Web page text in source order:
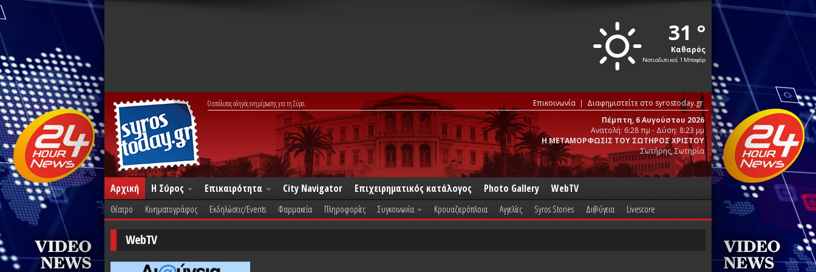
31 °
Καθαρός
Νοτιοδυτικοί 1 Μποφόρ
Ο απόλυτος οδηγός ενημέρωσης για τη Σύρο. Επικοινωνία
Διαφημιστείτε στο syrostoday.gr
Πέμπτη, 6 Αυγούστου 2026
Ανατολή: 6:28 πμ - Δύση: 8:23 μμ
Η ΜΕΤΑΜΟΡΦΩΣΙΣ ΤΟΥ ΣΩΤΗΡΟΣ ΧΡΙΣΤΟΥ
Σωτήρης, Σωτηρία
Αρχική Η Σύρος Επικαιρότητα City Navigator Επιχειρηματικός κατάλογος Photo Gallery WebTV
Θέατρο Κινηματογράφος Εκδηλώσεις/Events Φαρμακεία Πληροφορίες Συγκοινωνία Κρουαζιερόπλοια Αγγελίες Syros Stories Δι@ύγεια Livescore
WebTV